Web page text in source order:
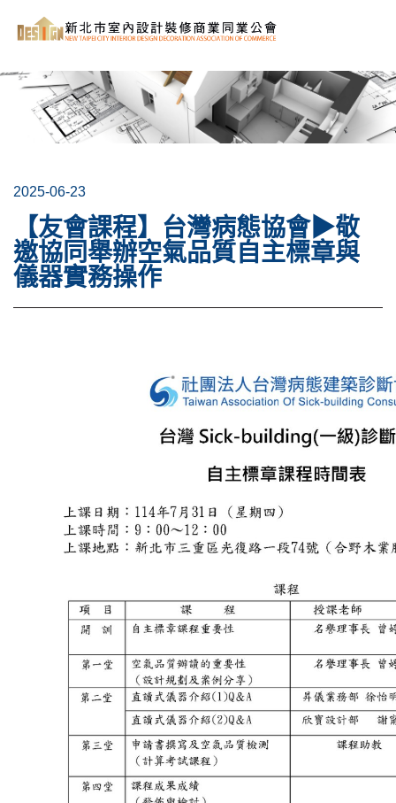
2025-06-23
【友會課程】台灣病態協會▶敬
邀協同舉辦空氣品質自主標章與
儀器實務操作